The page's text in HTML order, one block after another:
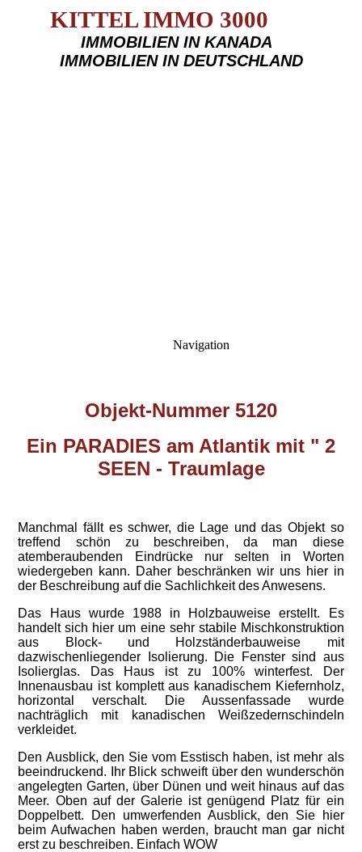
KITTEL IMMO 3000
IMMOBILIEN IN KANADA
IMMOBILIEN IN DEUTSCHLAND
Navigation
Objekt-Nummer 5120
Ein PARADIES am Atlantik mit " 2
SEEN - Traumlage
Manchmal fällt es schwer, die Lage und das Objekt so
treffend schön zu beschreiben, da man diese
atemberaubenden Eindrücke nur selten in Worten
wiedergeben kann. Daher beschränken wir uns hier in
der Beschreibung auf die Sachlichkeit des Anwesens.
Das Haus wurde 1988 in Holzbauweise erstellt. Es
handelt sich hier um eine sehr stabile Mischkonstruktion
aus Block- und Holzständerbauweise mit
dazwischenliegender Isolierung. Die Fenster sind aus
Isolierglas. Das Haus ist zu 100% winterfest. Der
Innenausbau ist komplett aus kanadischem Kiefernholz,
horizontal verschalt. Die Aussenfassade wurde
nachträglich mit kanadischen Weißzedernschindeln
verkleidet.
Den Ausblick, den Sie vom Esstisch haben, ist mehr als
beeindruckend. Ihr Blick schweift über den wunderschön
angelegten Garten, über Dünen und weit hinaus auf das
Meer. Oben auf der Galerie ist genügend Platz für ein
Doppelbett. Den umwerfenden Ausblick, den Sie hier
beim Aufwachen haben werden, braucht man gar nicht
erst zu beschreiben. Einfach WOW